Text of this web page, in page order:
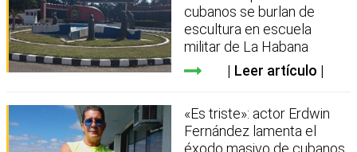
cubanos se burlan de
escultura en escuela
militar de La Habana
Leer artículo
«Es triste»: actor Erdwin
Fernández lamenta el